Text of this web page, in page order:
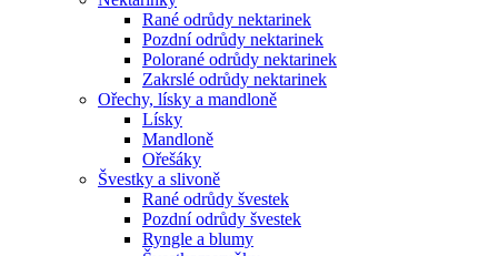
Rané odrůdy nektarinek
Pozdní odrůdy nektarinek
Polorané odrůdy nektarinek
Zakrslé odrůdy nektarinek
Ořechy, lísky a mandloně
Lísky
Mandloně
Ořešáky
Švestky a slivoně
Rané odrůdy švestek
Pozdní odrůdy švestek
Ryngle a blumy